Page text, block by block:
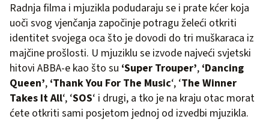
Radnja filma i mjuzikla podudaraju se i prate kćer koja
uoči svog vjenčanja započinje potragu želeći otkriti
identitet svojega oca što je dovodi do tri muškaraca iz
majčine prošlosti. U mjuziklu se izvode najveći svjetski
hitovi ABBA-e kao što su ‘Super Trouper’, ‘Dancing
Queen’, ‘Thank You For The Music‘, ‘The Winner
Takes It All‘, ‘SOS‘ i drugi, a tko je na kraju otac morat
ćete otkriti sami posjetom jednoj od izvedbi mjuzikla.